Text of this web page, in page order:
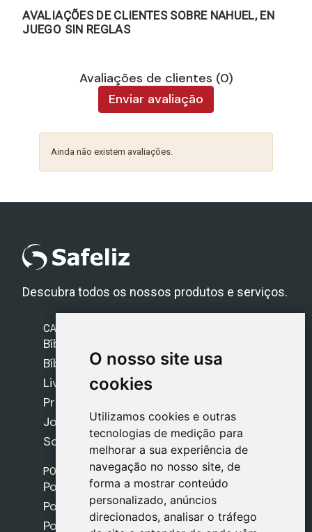
O nosso site usa
cookies
Utilizamos cookies e outras
tecnologias de medição para
melhorar a sua experiência de
navegação no nosso site, de
forma a mostrar conteúdo
personalizado, anúncios
direcionados, analisar o tráfego
O nosso site usa
cookies
Utilizamos cookies e outras
tecnologias de medição para
melhorar a sua experiência de
navegação no nosso site, de
forma a mostrar conteúdo
personalizado, anúncios
direcionados, analisar o tráfego
AVALIAÇÕES DE CLIENTES SOBRE NAHUEL, EN
JUEGO SIN REGLAS
Avaliações de clientes (0)
Enviar avaliação
Ainda não existem avaliações.
Descubra todos os nossos produtos e serviços.
CATEGORIAS
Bíblias Safeliz
Bíblias
Livros
Presentes
Jogos
Sobre nós
POLÍTICAS
Política de Envios
Política de Cookies
Política de Privacidade